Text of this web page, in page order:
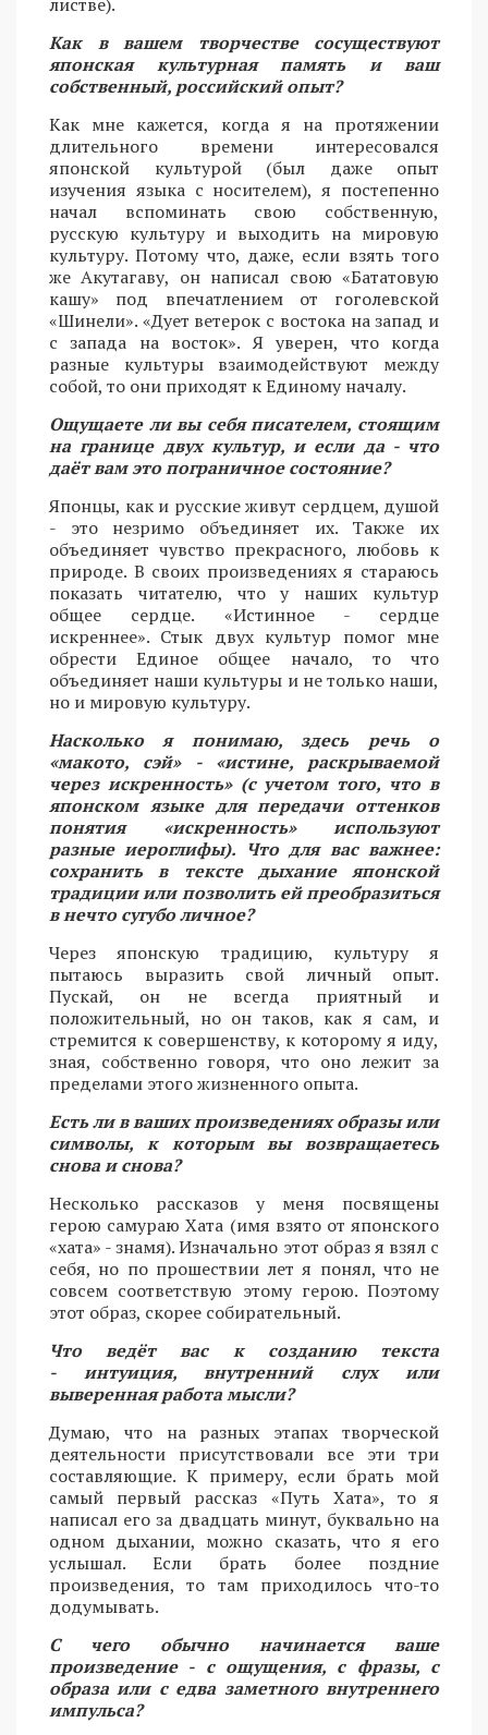
Как в вашем творчестве сосуществуют
японская культурная память и ваш
собственный, российский опыт?
Как мне кажется, когда я на протяжении
длительного времени интересовался
японской культурой (был даже опыт
изучения языка с носителем), я постепенно
начал вспоминать свою собственную,
русскую культуру и выходить на мировую
культуру. Потому что, даже, если взять того
же Акутагаву, он написал свою «Бататовую
кашу» под впечатлением от гоголевской
«Шинели». «Дует ветерок с востока на запад и
с запада на восток». Я уверен, что когда
разные культуры взаимодействуют между
собой, то они приходят к Единому началу.
Ощущаете ли вы себя писателем, стоящим
на границе двух культур, и если да - что
даёт вам это пограничное состояние?
Японцы, как и русские живут сердцем, душой
- это незримо объединяет их. Также их
объединяет чувство прекрасного, любовь к
природе. В своих произведениях я стараюсь
показать читателю, что у наших культур
общее сердце. «Истинное - сердце
искреннее». Стык двух культур помог мне
обрести Единое общее начало, то что
объединяет наши культуры и не только наши,
но и мировую культуру.
Насколько я понимаю, здесь речь о
«макото, сэй» - «истине, раскрываемой
через искренность» (с учетом того, что в
японском языке для передачи оттенков
понятия «искренность» используют
разные иероглифы). Что для вас важнее:
сохранить в тексте дыхание японской
традиции или позволить ей преобразиться
в нечто сугубо личное?
Через японскую традицию, культуру я
пытаюсь выразить свой личный опыт.
Пускай, он не всегда приятный и
положительный, но он таков, как я сам, и
стремится к совершенству, к которому я иду,
зная, собственно говоря, что оно лежит за
пределами этого жизненного опыта.
Есть ли в ваших произведениях образы или
символы, к которым вы возвращаетесь
снова и снова?
Несколько рассказов у меня посвящены
герою самураю Хата (имя взято от японского
«хата» - знамя). Изначально этот образ я взял с
себя, но по прошествии лет я понял, что не
совсем соответствую этому герою. Поэтому
этот образ, скорее собирательный.
Что ведёт вас к созданию текста
- интуиция, внутренний слух или
выверенная работа мысли?
Думаю, что на разных этапах творческой
деятельности присутствовали все эти три
составляющие. К примеру, если брать мой
самый первый рассказ «Путь Хата», то я
написал его за двадцать минут, буквально на
одном дыхании, можно сказать, что я его
услышал. Если брать более поздние
произведения, то там приходилось что-то
додумывать.
С чего обычно начинается ваше
произведение - с ощущения, с фразы, с
образа или с едва заметного внутреннего
импульса?